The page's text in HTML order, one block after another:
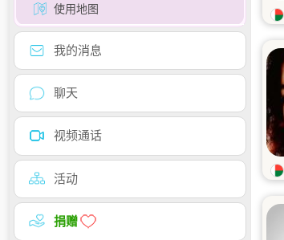
使用地图
我的消息
聊天
视频通话
活动
捐赠